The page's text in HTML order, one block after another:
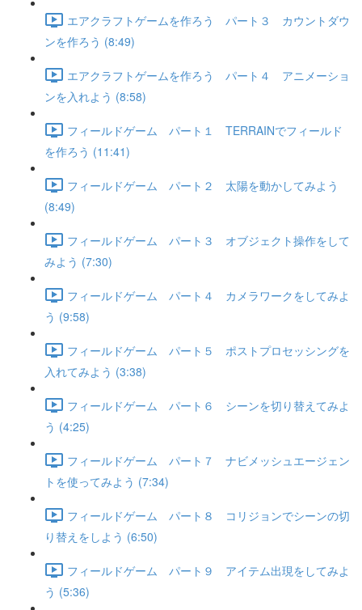
エアクラフトゲームを作ろう パート３ カウントダウ
ンを作ろう (8:49)
エアクラフトゲームを作ろう パート４ アニメーショ
ンを入れよう (8:58)
フィールドゲーム パート１ TERRAINでフィールド
を作ろう (11:41)
フィールドゲーム パート２ 太陽を動かしてみよう
(8:49)
フィールドゲーム パート３ オブジェクト操作をして
みよう (7:30)
フィールドゲーム パート４ カメラワークをしてみよ
う (9:58)
フィールドゲーム パート５ ポストプロセッシングを
入れてみよう (3:38)
フィールドゲーム パート６ シーンを切り替えてみよ
う (4:25)
フィールドゲーム パート７ ナビメッシュエージェン
トを使ってみよう (7:34)
フィールドゲーム パート８ コリジョンでシーンの切
り替えをしよう (6:50)
フィールドゲーム パート９ アイテム出現をしてみよ
う (5:36)